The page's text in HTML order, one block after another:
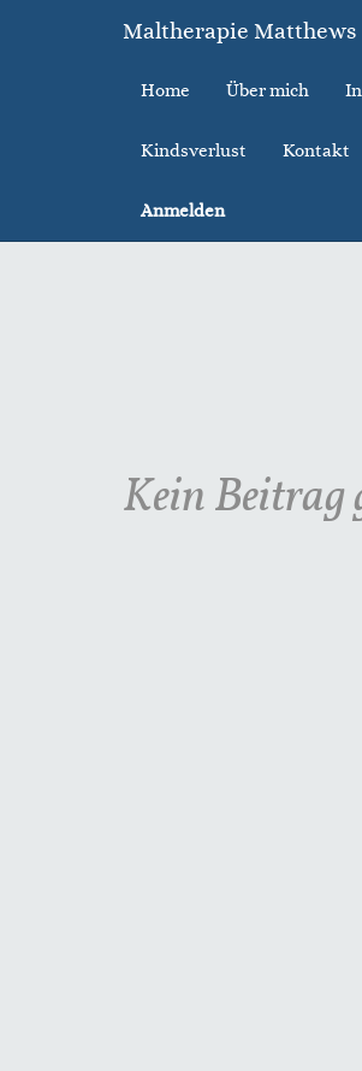
Maltherapie Matthews
Home Über mich
Kindsverlust Kontakt
Anmelden
Kein Beitrag